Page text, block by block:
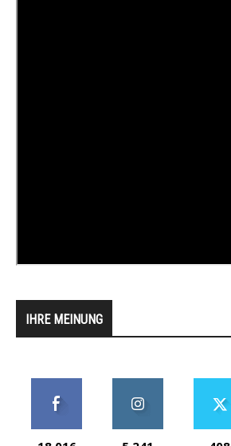
IHRE MEINUNG